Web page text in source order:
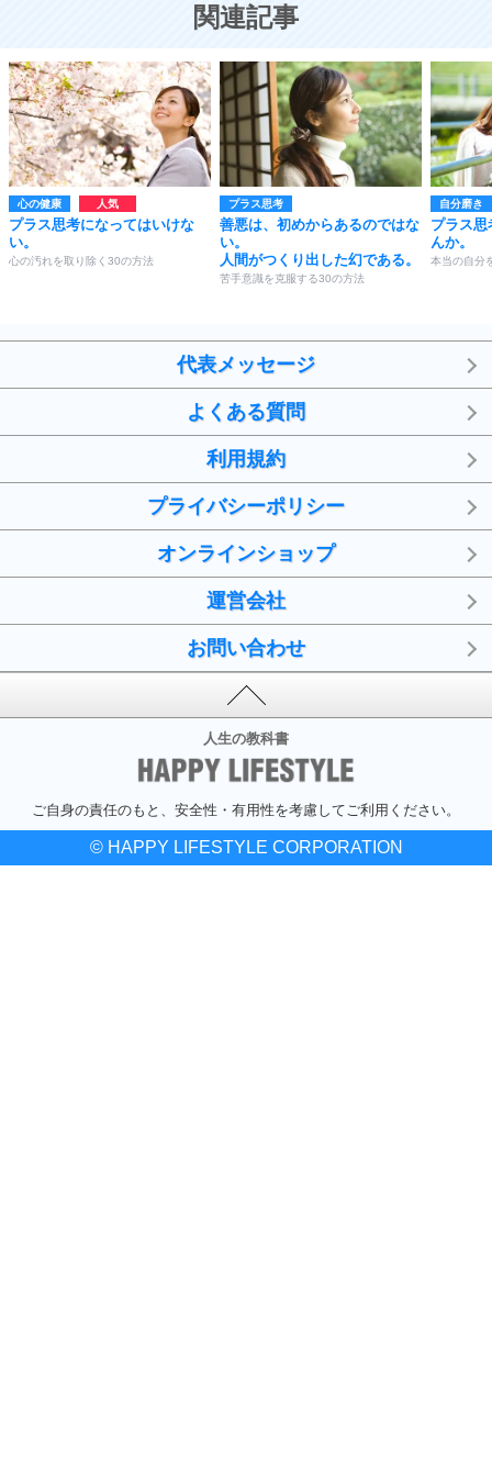
関連記事
心の健康
プラス思考になってはいけな
い。
心の汚れを取り除く30の方法
プラス思考
善悪は、初めからあるのではな
い。
人間がつくり出した幻である。
苦手意識を克服する30の方法
自分磨き
プラス
んか。
本当の自分
代表メッセージ
よくある質問
利用規約
プライバシーポリシー
オンラインショップ
運営会社
お問い合わせ
人生の教科書
ご自身の責任のもと、安全性・有用性を考慮してご利用ください。
© HAPPY LIFESTYLE CORPORATION